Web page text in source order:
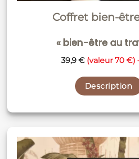
Coffret bien-
« bien-être au
39,9 € (valeur 70 €)
Description